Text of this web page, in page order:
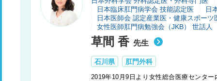
日本臨床肛門病学会 技能認定医
日
日本医師会 認定産業医・健康スポーツ
女性医師肛門病勉強会（JKB） 世話人
草間 香 先生
石川県 肛門外科
2019年10月9日より女性総合医療センタ